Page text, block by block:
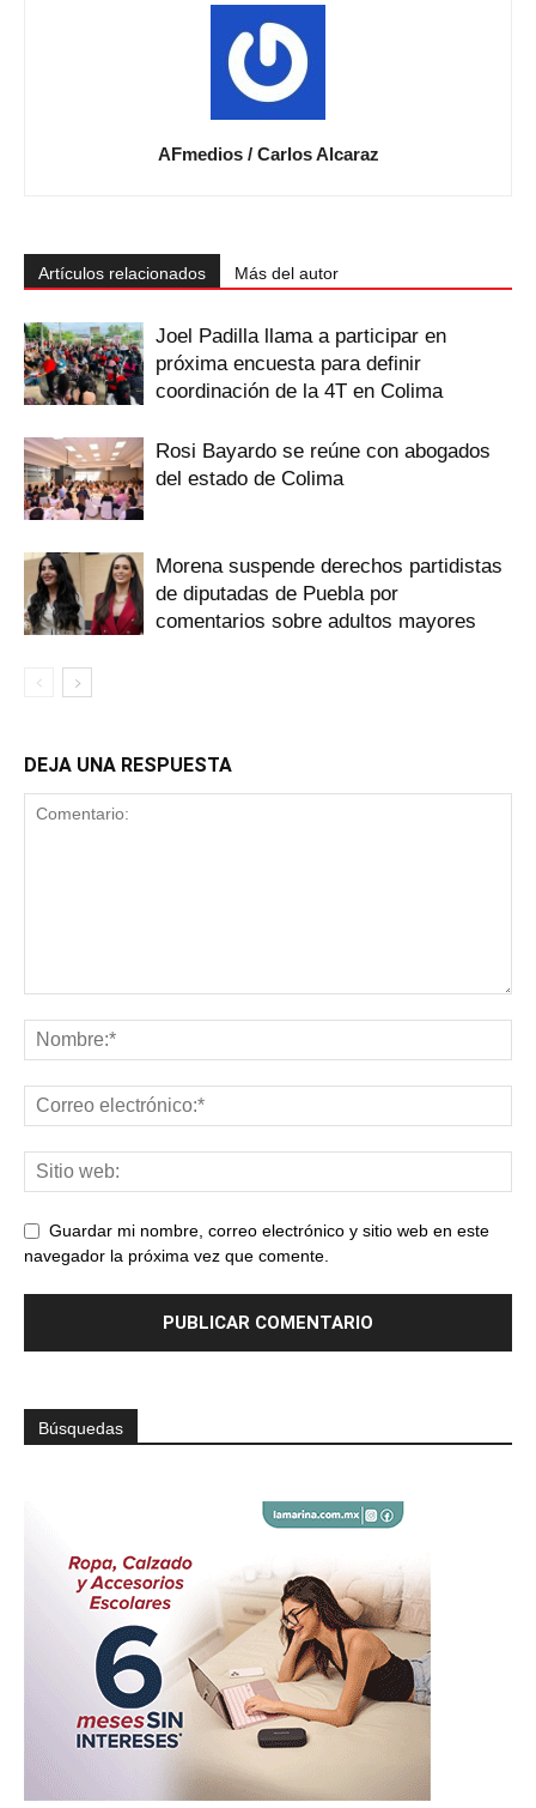
AFmedios / Carlos Alcaraz
Artículos relacionados Más del autor
Joel Padilla llama a participar en
próxima encuesta para definir
coordinación de la 4T en Colima
Rosi Bayardo se reúne con abogados
del estado de Colima
Morena suspende derechos partidistas
de diputadas de Puebla por
comentarios sobre adultos mayores
DEJA UNA RESPUESTA
Guardar mi nombre, correo electrónico y sitio web en este
navegador la próxima vez que comente.
Búsquedas